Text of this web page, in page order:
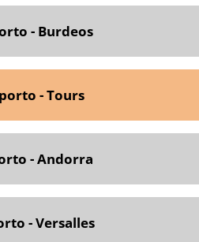
- Burdeos
- Tours
- Andorra
- Versalles